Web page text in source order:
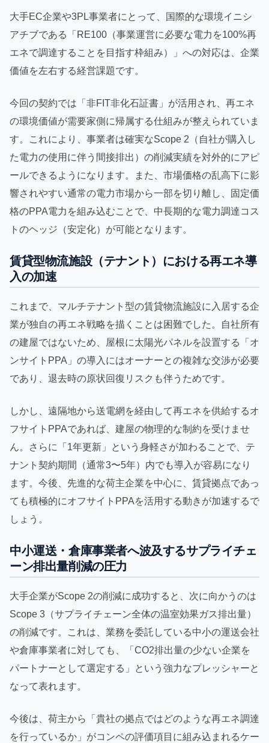
大手EC企業や3PL事業者にとって、国際的な環境イニシ
アチブである「RE100（事業運営に必要な電力を100%再
エネで調達することを目指す枠組み）」への対応は、企業
価値を左右する経営課題です。
今回の契約では「非FIT非化石証書」が活用され、再エネ
の環境価値が需要家側に帰属する仕組みが整えられていま
す。これにより、事業者は確実なScope 2（自社が購入し
た電力の使用に伴う間接排出）の削減実績を対外的にアピ
ールできるようになります。また、市場価格の乱高下に影
響されやすい通常の電力市場から一部を切り離し、固定価
格のPPA電力を組み込むことで、中長期的な電力調達コス
トのヘッジ（安定化）が可能となります。
賃貸型物流施設（テナント）における再エネ導
入の加速
これまで、マルチテナント型の賃貸物流施設に入居する企
業が独自の再エネ戦略を描くことは困難でした。自社所有
の建屋ではないため、屋根に太陽光パネルを設置する「オ
ンサイトPPA」の導入にはオーナーとの複雑な交渉が必要
であり、退去時の原状回復リスクも伴うためです。
しかし、遠隔地から送電網を経由して再エネを供給するオ
フサイトPPAであれば、建屋の物理的な制約を受けませ
ん。さらに「1年更新」という身軽さが加わることで、テ
ナント契約期間（通常3〜5年）内でも導入が容易になり
ます。今後、先進的な荷主企業を中心に、賃貸拠点であっ
ても積極的にオフサイトPPAを活用する動きが加速するで
しょう。
中小運送・倉庫事業者へ波及するサプライチェ
ーン排出量削減の圧力
大手企業がScope 2の削減に成功すると、次に向かうのは
Scope 3（サプライチェーン全体の温室効果ガス排出量）
の削減です。これは、業務を委託している中小の運送会社
や倉庫事業者に対しても、「CO2排出量の少ない企業を
パートナーとして選定する」という強力なプレッシャーと
なって表れます。
今後は、荷主から「貴社の拠点ではどのような再エネ調達
を行っているか」がコンペの評価項目に組み込まれるケー